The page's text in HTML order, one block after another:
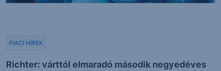
Richter: várttól elmaradó második negyedéves
PIACI HÍREK